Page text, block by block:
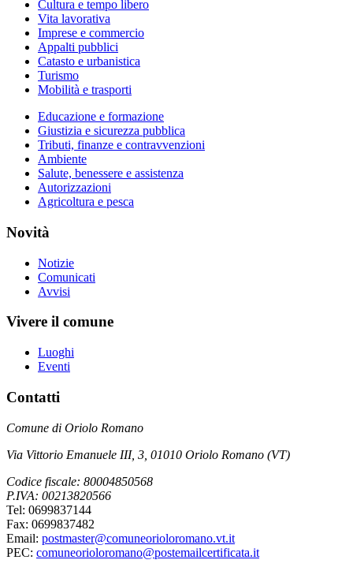
Cultura e tempo libero
Vita lavorativa
Imprese e commercio
Appalti pubblici
Catasto e urbanistica
Turismo
Mobilità e trasporti
Educazione e formazione
Giustizia e sicurezza pubblica
Tributi, finanze e contravvenzioni
Ambiente
Salute, benessere e assistenza
Autorizzazioni
Agricoltura e pesca
Novità
Notizie
Comunicati
Avvisi
Vivere il comune
Luoghi
Eventi
Contatti
Comune di Oriolo Romano
Via Vittorio Emanuele III, 3, 01010 Oriolo Romano (VT)
Codice fiscale: 80004850568
P.IVA: 00213820566
Tel: 0699837144
Fax: 0699837482
Email: postmaster@comuneorioloromano.vt.it
PEC: comuneorioloromano@postemailcertificata.it